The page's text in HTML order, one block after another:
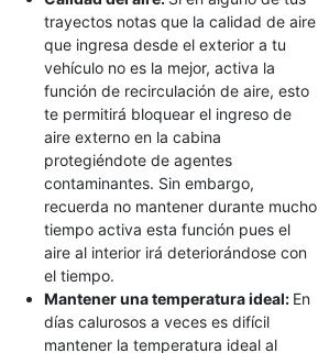
trayectos notas que la calidad de aire
que ingresa desde el exterior a tu
vehículo no es la mejor, activa la
función de recirculación de aire, esto
te permitirá bloquear el ingreso de
aire externo en la cabina
protegiéndote de agentes
contaminantes. Sin embargo,
recuerda no mantener durante mucho
tiempo activa esta función pues el
aire al interior irá deteriorándose con
el tiempo.
Mantener una temperatura ideal: En
días calurosos a veces es difícil
mantener la temperatura ideal al